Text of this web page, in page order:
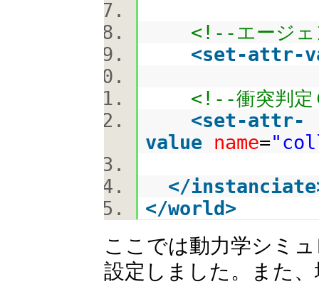
<!--エージェ
<set-attr-
<!--衝突判
<set-attr-
value name=
</instanciate
</world>
ここでは動力学シミ
設定しました。また